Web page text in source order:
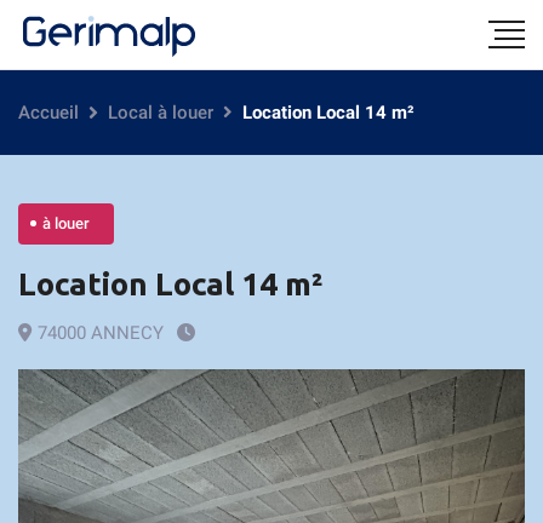
Accueil Local à louer Location Local 14 m²
à louer
Location Local 14 m²
74000 ANNECY